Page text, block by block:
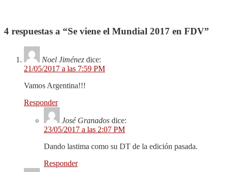
4 respuestas a “Se viene el Mundial 2017 en FDV”
Noel Jiménez dice:
21/05/2017 a las 7:59 PM
Vamos Argentina!!!
Responder
José Granados dice:
23/05/2017 a las 2:07 PM
Dando lastima como su DT de la edición pasada.
Responder